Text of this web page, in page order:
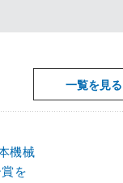
一覧を見る
機械
を